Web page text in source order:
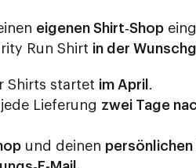
eigenen Shirt‑Shop
Run Shirt in der
Shirts startet im April .
Lieferung zwei Tage
und deinen